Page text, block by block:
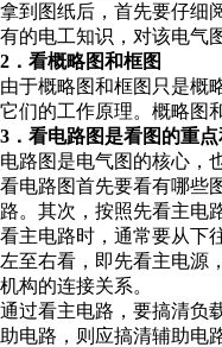
拿到图纸后，首先要仔细
有的电工知识，对该电气
2．看概略图和框图
由于概略图和框图只是概
它们的工作原理。概略图
3．看电路图是看图的重点
电路图是电气图的核心，
看电路图首先要看有哪些
路。其次，按照先看主电
看主电路时，通常要从下
左至右看，即先看主电源
机构的连接关系。
通过看主电路，要搞清负
助电路，则应搞清辅助电